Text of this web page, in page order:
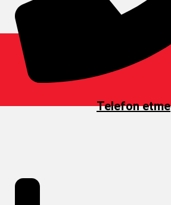
Telefon etme